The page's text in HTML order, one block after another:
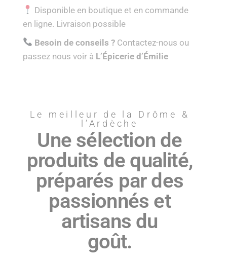
Disponible en boutique et en commande
en ligne. Livraison possible
Besoin de conseils ? Contactez-nous ou
passez nous voir à L’Épicerie d’Émilie
Le meilleur de la Drôme &
l’Ardèche
Une sélection de
produits de qualité,
préparés par des
passionnés et
artisans du
goût.